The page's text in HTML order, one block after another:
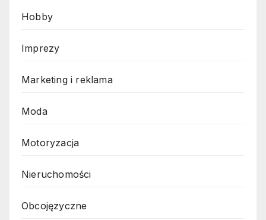
Hobby
Imprezy
Marketing i reklama
Moda
Motoryzacja
Nieruchomości
Obcojęzyczne